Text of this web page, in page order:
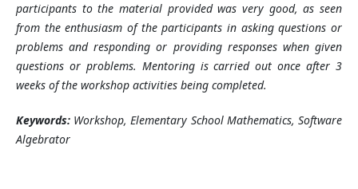
participants to the material provided was very good, as seen
from the enthusiasm of the participants in asking questions or
problems and responding or providing responses when given
questions or problems. Mentoring is carried out once after 3
weeks of the workshop activities being completed.
Keywords: Workshop, Elementary School Mathematics, Software
Algebrator